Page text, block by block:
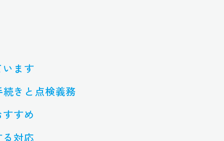
ます
きと点検義務
すめ
対応